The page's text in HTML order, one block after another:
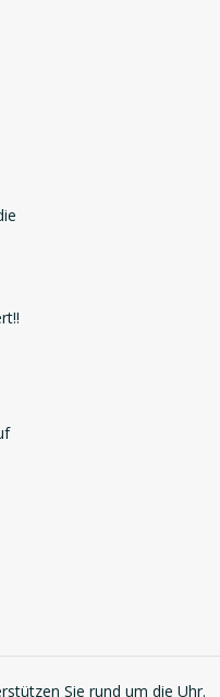
Sie rund um die Uhr.